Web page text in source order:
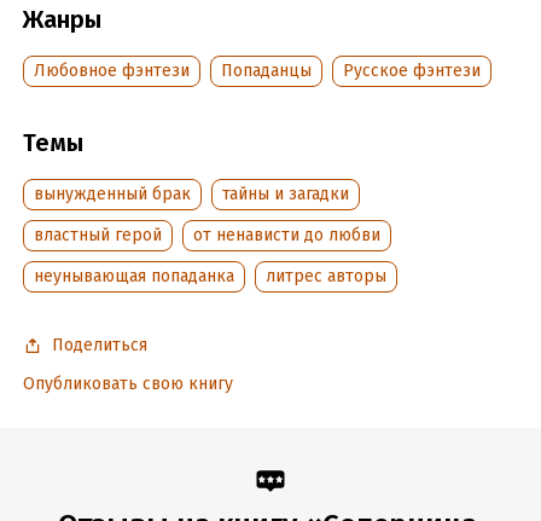
Подробная информация
Дата написания:16 марта 2025
Год издания:
Время на чтение:1ч.
Жанры
Любовное фэнтези Попаданцы Русское фэнтези
Темы
вынужденный брак
тайны и загадки
властный герой
от ненависти до любви
неунывающая попаданка
литрес авторы
Поделиться
Опубликовать свою книгу